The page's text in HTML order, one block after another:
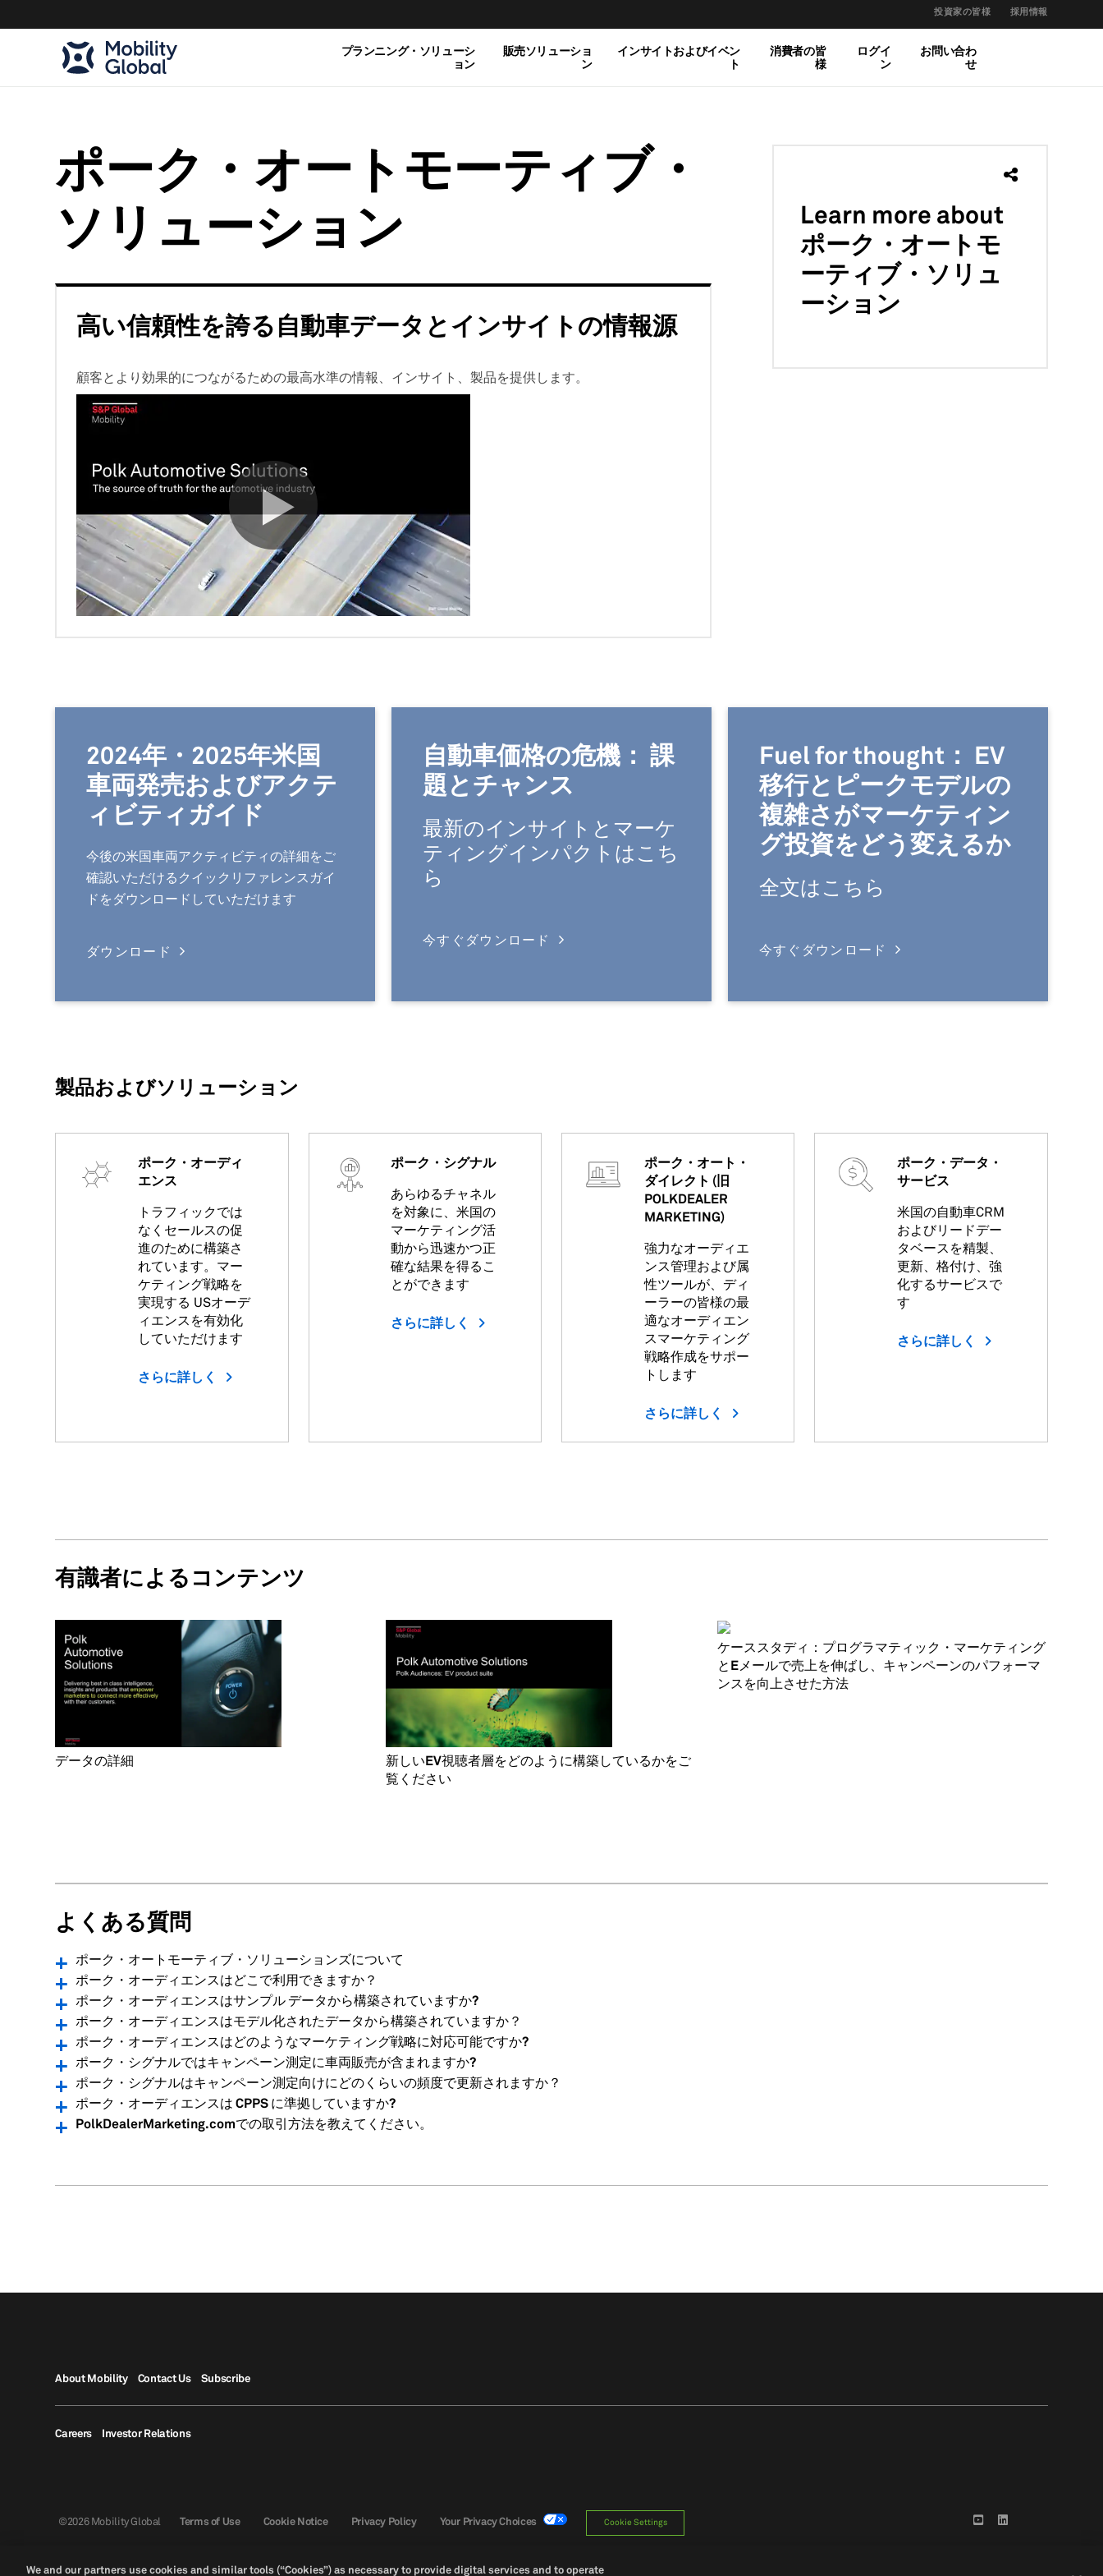
投資家の皆様 採用情報
プランニング・ソリューシ
ョン
販売ソリューショ
ン
インサイトおよびイベン
ト
消費者の皆
様
ログイ
ン
お問い合わ
せ
ポーク・オートモーティブ・
ソリューション
Learn more about
ポーク・オートモ
ーティブ・ソリュ
ーション
高い信頼性を誇る自動車データとインサイトの情報源
顧客とより効果的につながるための最高水準の情報、インサイト、製品を提供します。
2024年・2025年米国
車両発売およびアクテ
ィビティガイド
今後の米国車両アクティビティの詳細をご
確認いただけるクイックリファレンスガイ
ドをダウンロードしていただけます
ダウンロード
自動車価格の危機： 課
題とチャンス
最新のインサイトとマーケ
ティングインパクトはこち
ら
今すぐダウンロード
Fuel for thought： EV
移行とピークモデルの
複雑さがマーケティン
グ投資をどう変えるか
全文はこちら
今すぐダウンロード
製品およびソリューション
ポーク・オーディ
エンス
トラフィックでは
なくセールスの促
進のために構築さ
れています。マー
ケティング戦略を
実現する USオーデ
ィエンスを有効化
していただけます
さらに詳しく
ポーク・シグナル
あらゆるチャネル
を対象に、米国の
マーケティング活
動から迅速かつ正
確な結果を得るこ
とができます
さらに詳しく
ポーク・オート・
ダイレクト (旧
POLKDEALER
MARKETING)
強力なオーディエ
ンス管理および属
性ツールが、ディ
ーラーの皆様の最
適なオーディエン
スマーケティング
戦略作成をサポー
トします
さらに詳しく
ポーク・データ・
サービス
米国の自動車CRM
およびリードデー
タベースを精製、
更新、格付け、強
化するサービスで
す
さらに詳しく
有識者によるコンテンツ
データの詳細
新しいEV視聴者層をどのように構築しているかをご
覧ください
ケーススタディ：プログラマティック・マーケティング
とEメールで売上を伸ばし、キャンペーンのパフォーマ
ンスを向上させた方法
よくある質問
ポーク・オートモーティブ・ソリューションズについて
ポーク・オーディエンスはどこで利用できますか？
ポーク・オーディエンスはサンプル データから構築されていますか?
ポーク・オーディエンスはモデル化されたデータから構築されていますか？
ポーク・オーディエンスはどのようなマーケティング戦略に対応可能ですか?
ポーク・シグナルではキャンペーン測定に車両販売が含まれますか?
ポーク・シグナルはキャンペーン測定向けにどのくらいの頻度で更新されますか？
ポーク・オーディエンスは CPPS に準拠していますか?
PolkDealerMarketing.comでの取引方法を教えてください。
About Mobility Contact Us Subscribe
Careers Investor Relations
©2026 Mobility Global Terms of Use Cookie Notice Privacy Policy Your Privacy Choices Cookie Settings
We and our partners use cookies and similar tools (“Cookies”) as necessary to provide digital services and to operate